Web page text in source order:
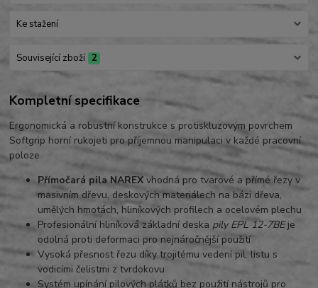
Ke stažení
Související zboží 2
Kompletní specifikace
Ergonomická a robustní konstrukce s protiskluzovým povrchem
Softgrip horní rukojeti pro příjemnou manipulaci v každé pracovní
poloze
Přímočará pila NAREXvhodná pro tvarové a přímé řezy v
masivním dřevu, deskových materiálech na bázi dřeva,
umělých hmotách, hliníkových profilech a ocelovém plechu
Profesionální hliníková základní deska pily EPL 12-7BEje
odolná proti deformaci pro nejnáročnější použití
Vysoká přesnost řezu díky trojitému vedení pil. listu s
vodicími čelistmi z tvrdokovu
Systém upínání pilových plátků bez použití nástrojů pro